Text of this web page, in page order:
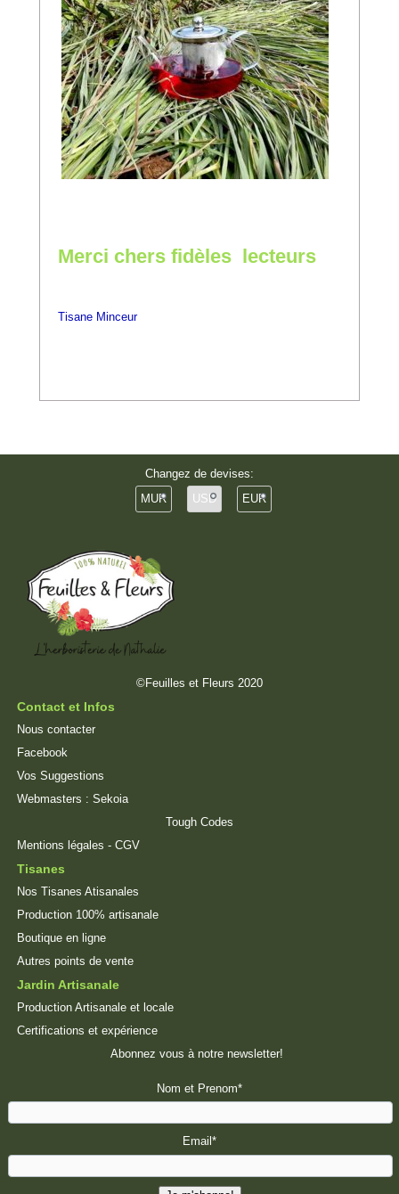
Merci chers fidèles lecteurs
Tisane Minceur
Changez de devises:
MUR
USD EUR
©Feuilles et Fleurs 2020
Contact et Infos
Nous contacter
Facebook
Vos Suggestions
Webmasters : Sekoia
Tough Codes
Mentions légales - CGV
Tisanes
Nos Tisanes Atisanales
Production 100% artisanale
Boutique en ligne
Autres points de vente
Jardin Artisanale
Production Artisanale et locale
Certifications et expérience
Abonnez vous à notre newsletter!
Nom et Prenom*
Email*